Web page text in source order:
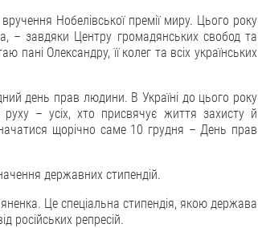
Нобелівської премії миру. Цього року
– завдяки Центру громадянських свобод та
пані Олександру, її колег та всіх українських
день прав людини. В Україні до цього року
– усіх, хто присвячує життя захисту й
щорічно саме 10 грудня – День прав
державних стипендій.
Це спеціальна стипендія, якою держава
російських репресій.